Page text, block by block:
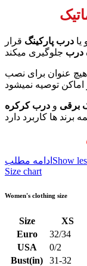
یا درب پارکینگ قرار
درب
عنوان برای نصب
اماکن توصیه نمیشود
برقی و درب کرکره
ادامه مطلب Show
Size chart
Women's clothing size
Size XS
Euro
32/34
USA
0/2
Bust(in)
31-32